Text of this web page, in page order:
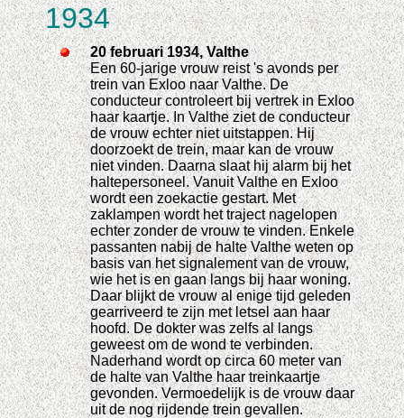
1934
20 februari 1934, Valthe
Een 60-jarige vrouw reist 's avonds per
trein van Exloo naar Valthe. De
conducteur controleert bij vertrek in Exloo
haar kaartje. In Valthe ziet de conducteur
de vrouw echter niet uitstappen. Hij
doorzoekt de trein, maar kan de vrouw
niet vinden. Daarna slaat hij alarm bij het
haltepersoneel. Vanuit Valthe en Exloo
wordt een zoekactie gestart. Met
zaklampen wordt het traject nagelopen
echter zonder de vrouw te vinden. Enkele
passanten nabij de halte Valthe weten op
basis van het signalement van de vrouw,
wie het is en gaan langs bij haar woning.
Daar blijkt de vrouw al enige tijd geleden
gearriveerd te zijn met letsel aan haar
hoofd. De dokter was zelfs al langs
geweest om de wond te verbinden.
Naderhand wordt op circa 60 meter van
de halte van Valthe haar treinkaartje
gevonden. Vermoedelijk is de vrouw daar
uit de nog rijdende trein gevallen.